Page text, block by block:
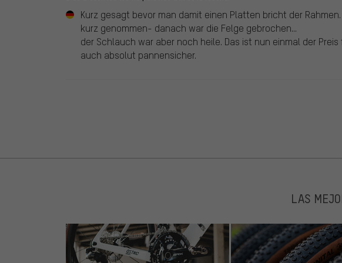
Kurz gesagt bevor man damit einen Platten bricht der
kurz genommen- danach war die Felge gebrochen...
der Schlauch war aber noch heile. Das ist nun einmal der
auch absolut pannensicher.
LAS